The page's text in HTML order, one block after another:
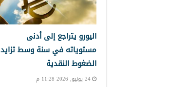
اليورو يتراجع إلى أدنى
مستوياته في سنة وسط تزايد
الضغوط النقدية
24 يونيو, 2026 11:28 م